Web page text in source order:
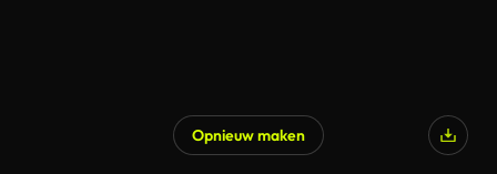
Opnieuw maken